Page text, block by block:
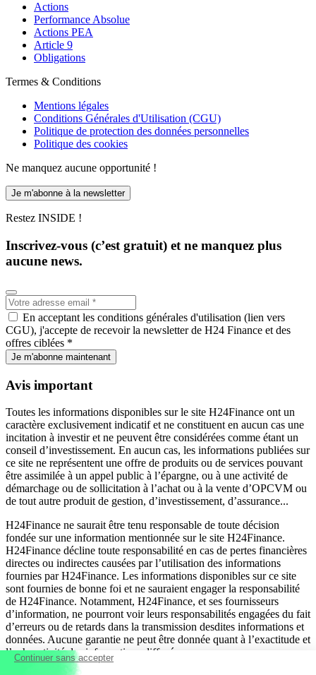
Actions
Performance Absolue
Actions PEA
Article 9
Obligations
Termes & Conditions
Mentions légales
Conditions Générales d'Utilisation (CGU)
Politique de protection des données personnelles
Politique des cookies
Ne manquez aucune opportunité !
Je m'abonne à la newsletter
Restez INSIDE !
Inscrivez-vous (c’est gratuit) et ne manquez plus
aucune news.
En acceptant les conditions générales d'utilisation (lien vers
CGU), j'accepte de recevoir la newsletter de H24 Finance et des
offres ciblées *
Je m'abonne maintenant
Avis important
Toutes les informations disponibles sur le site H24Finance ont un
caractère exclusivement indicatif et ne constituent en aucun cas une
incitation à investir et ne peuvent être considérées comme étant un
conseil d’investissement. En aucun cas, les informations publiées sur
ce site ne représentent une offre de produits ou de services pouvant
être assimilée à un appel public à l’épargne, ou à une activité de
démarchage ou de sollicitation à l’achat ou à la vente d’OPCVM ou
de tout autre produit de gestion, d’investissement, d’assurance...
H24Finance ne saurait être tenu responsable de toute décision
fondée sur une information mentionnée sur le site H24Finance.
H24Finance décline toute responsabilité en cas de pertes financières
directes ou indirectes causées par l’utilisation des informations
fournies par H24Finance. Les informations disponibles sur ce site
sont fournies de bonne foi et ne sauraient engager la responsabilité
de H24Finance. Notamment, H24Finance, et ses fournisseurs
d’information, ne pourront voir leurs responsabilités engagées du fait
d’erreurs ou de retards dans la transmission desdites informations et
données. Aucune garantie ne peut être donnée quant à l’exactitude et
l’exhaustivité des informations diffusées.